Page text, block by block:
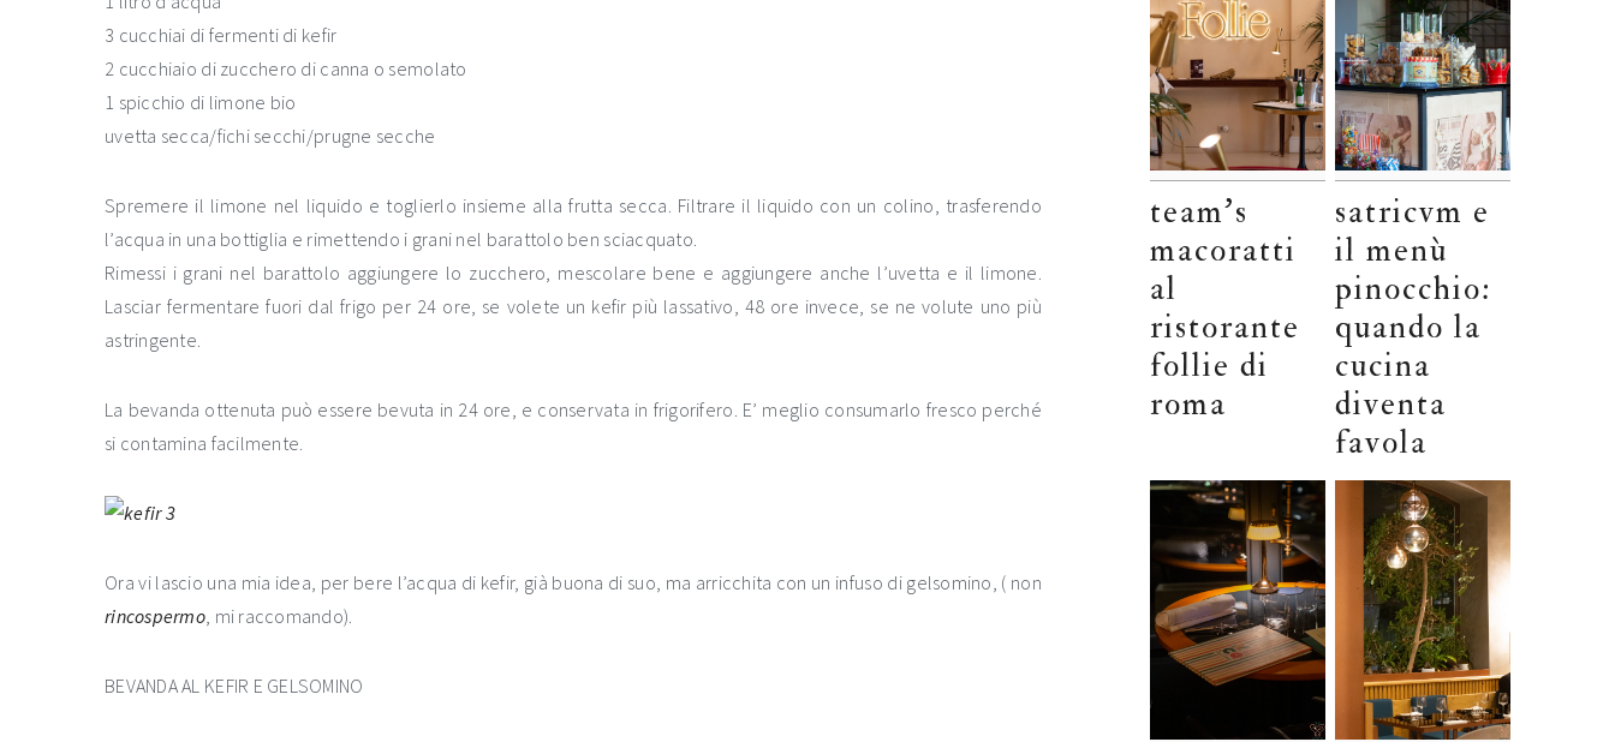
3 cucchiai di fermenti di kefir
2 cucchiaio di zucchero di canna o semolato
1 spicchio di limone bio
uvetta secca/fichi secchi/prugne secche
Spremere il limone nel liquido e toglierlo insieme alla frutta secca. Filtrare il liquido con un colino, trasferendo
l’acqua in una bottiglia e rimettendo i grani nel barattolo ben sciacquato.
Rimessi i grani nel barattolo aggiungere lo zucchero, mescolare bene e aggiungere anche l’uvetta e il limone.
Lasciar fermentare fuori dal frigo per 24 ore, se volete un kefir più lassativo, 48 ore invece, se ne volute uno più
astringente.
La bevanda ottenuta può essere bevuta in 24 ore, e conservata in frigorifero. E’ meglio consumarlo fresco perché
si contamina facilmente.
Ora vi lascio una mia idea, per bere l’acqua di kefir, già buona di suo, ma arricchita con un infuso di gelsomino, ( non
rincospermo, mi raccomando).
BEVANDA AL KEFIR E GELSOMINO
team’s
macoratti
al
ristorante
follie di
roma
satricvm e
il menù
pinocchio:
quando la
cucina
diventa
favola